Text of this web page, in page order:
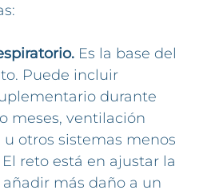
Es la base del
Puede incluir
durante
meses, ventilación
u otros sistemas menos
reto está en ajustar la
más daño a un